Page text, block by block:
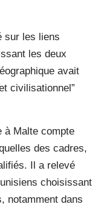
sur les liens
les deux
avait
civilisationnel”
à Malte compte
des cadres,
Il a relevé
choisissant
notamment dans